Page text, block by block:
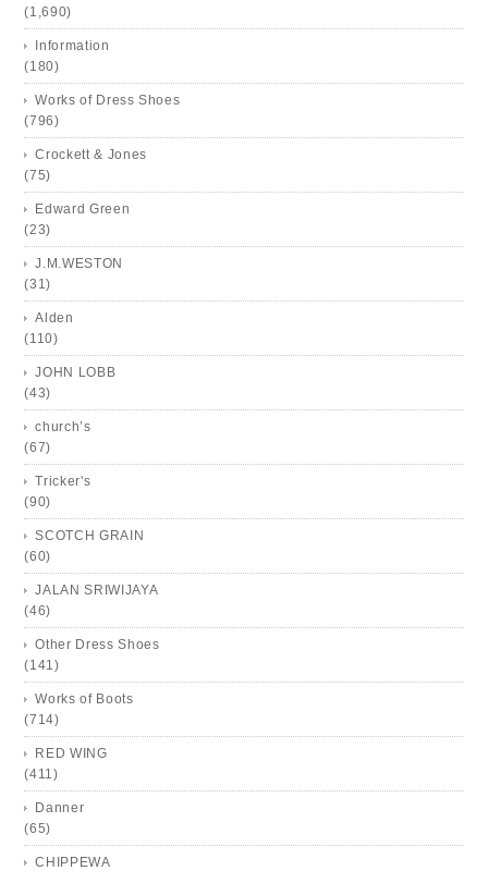
(1,690)
Information
(180)
Works of Dress Shoes
(796)
Crockett & Jones
(75)
Edward Green
(23)
J.M.WESTON
(31)
Alden
(110)
JOHN LOBB
(43)
church’s
(67)
Tricker's
(90)
SCOTCH GRAIN
(60)
JALAN SRIWIJAYA
(46)
Other Dress Shoes
(141)
Works of Boots
(714)
RED WING
(411)
Danner
(65)
CHIPPEWA